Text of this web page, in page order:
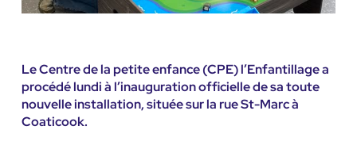
Le Centre de la petite enfance (CPE) l’Enfantillage a
procédé lundi à l’inauguration officielle de sa toute
nouvelle installation, située sur la rue St-Marc à
Coaticook.